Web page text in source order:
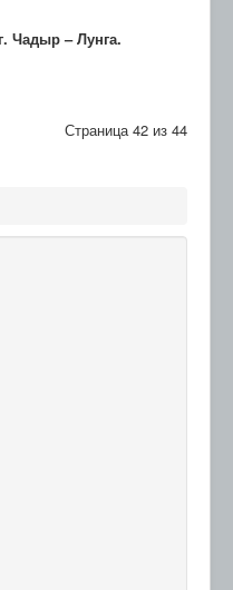
Чадыр – Лунга.
Страница 42 из 44